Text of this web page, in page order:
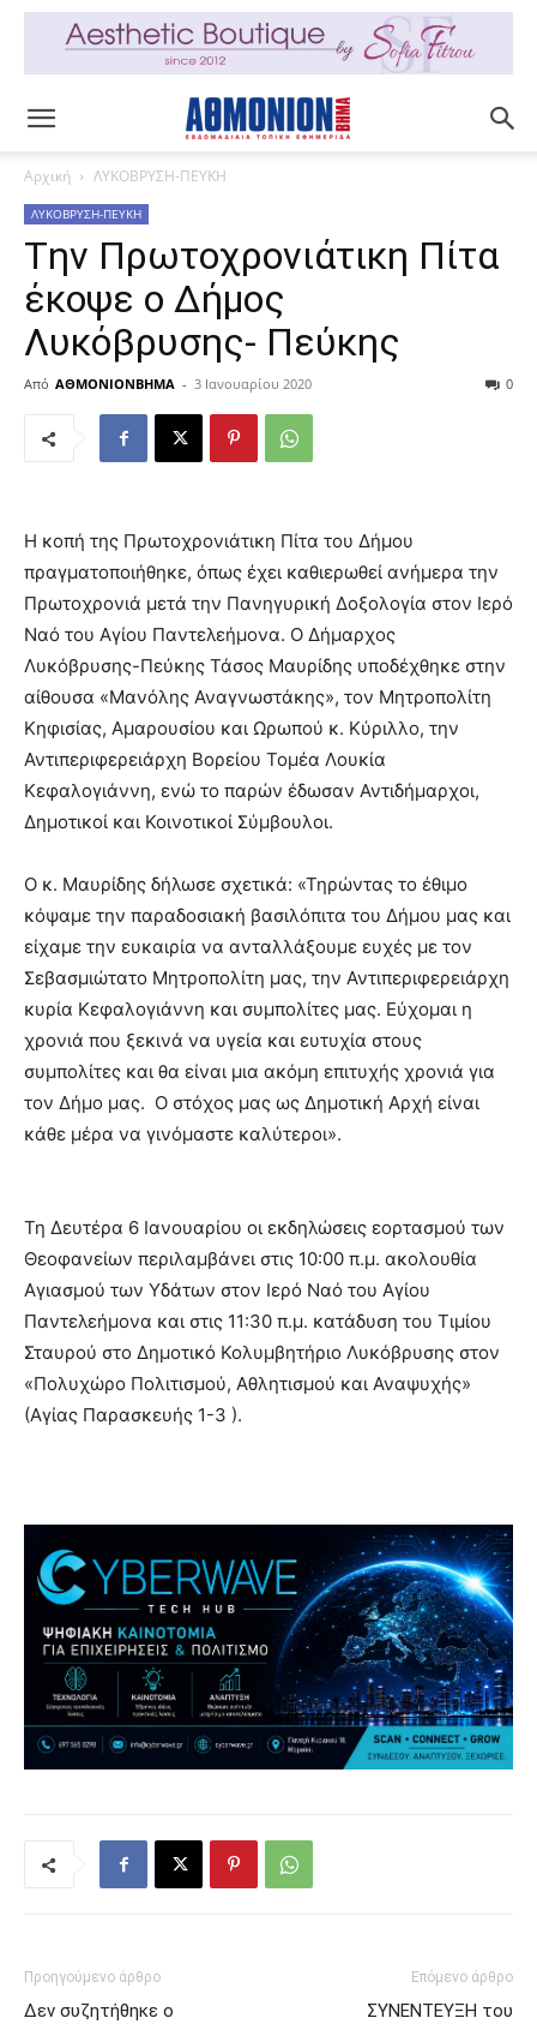
Αρχική ΛΥΚΟΒΡΥΣΗ-ΠΕΥΚΗ
ΛΥΚΟΒΡΥΣΗ-ΠΕΥΚΗ
Tην Πρωτοχρονιάτικη Πίτα
έκοψε ο Δήμος
Λυκόβρυσης- Πεύκης
Από ΑΘΜΟΝΙΟΝΒΗΜΑ - 3 Ιανουαρίου 2020 0
Η κοπή της Πρωτοχρονιάτικη Πίτα του Δήμου
πραγματοποιήθηκε, όπως έχει καθιερωθεί ανήμερα την
Πρωτοχρονιά μετά την Πανηγυρική Δοξολογία στον Ιερό
Ναό του Αγίου Παντελεήμονα. Ο Δήμαρχος
Λυκόβρυσης-Πεύκης Τάσος Μαυρίδης υποδέχθηκε στην
αίθουσα «Μανόλης Αναγνωστάκης», τον Μητροπολίτη
Κηφισίας, Αμαρουσίου και Ωρωπού κ. Κύριλλο, την
Αντιπεριφερειάρχη Βορείου Τομέα Λουκία
Κεφαλογιάννη, ενώ το παρών έδωσαν Αντιδήμαρχοι,
Δημοτικοί και Κοινοτικοί Σύμβουλοι.
Ο κ. Μαυρίδης δήλωσε σχετικά: «Τηρώντας το έθιμο
κόψαμε την παραδοσιακή βασιλόπιτα του Δήμου μας και
είχαμε την ευκαιρία να ανταλλάξουμε ευχές με τον
Σεβασμιώτατο Μητροπολίτη μας, την Αντιπεριφερειάρχη
κυρία Κεφαλογιάννη και συμπολίτες μας. Εύχομαι η
χρονιά που ξεκινά να υγεία και ευτυχία στους
συμπολίτες και θα είναι μια ακόμη επιτυχής χρονιά για
τον Δήμο μας. Ο στόχος μας ως Δημοτική Αρχή είναι
κάθε μέρα να γινόμαστε καλύτεροι».
Τη Δευτέρα 6 Ιανουαρίου οι εκδηλώσεις εορτασμού των
Θεοφανείων περιλαμβάνει στις 10:00 π.μ. ακολουθία
Αγιασμού των Υδάτων στον Ιερό Ναό του Αγίου
Παντελεήμονα και στις 11:30 π.μ. κατάδυση του Τιμίου
Σταυρού στο Δημοτικό Κολυμβητήριο Λυκόβρυσης στον
«Πολυχώρο Πολιτισμού, Αθλητισμού και Αναψυχής»
(Αγίας Παρασκευής 1-3 ).
Προηγούμενο άρθρο
Δεν συζητήθηκε ο
Επόμενο άρθρο
ΣΥΝΕΝΤΕΥΞΗ του